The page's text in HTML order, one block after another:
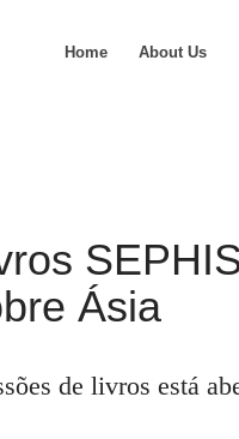
Home About Us
Ásia
de livros está